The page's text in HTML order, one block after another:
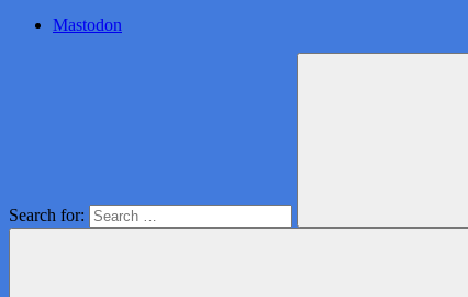
Mastodon
Search for: